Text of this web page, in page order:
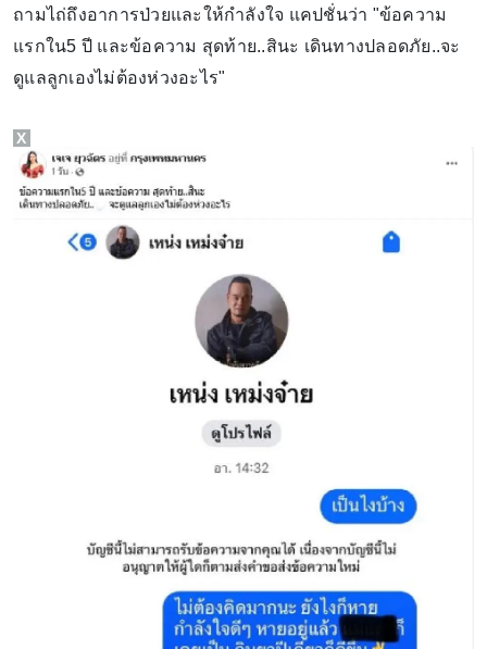
ถามไถ่ถึงอาการป่วยและให้กำลังใจ แคปชั่นว่า "ข้อความ
แรกใน5 ปี และข้อความ สุดท้าย..สินะ เดินทางปลอดภัย..จะ
ดูแลลูกเองไม่ต้องห่วงอะไร"
X